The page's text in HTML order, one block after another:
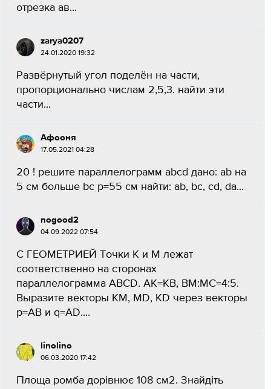
отрезка ав...
zarya0207
24.01.2020 19:32
Развёрнутый угол поделён на части,
пропорционально числам 2,5,3. найти эти
части...
Афооня
17.05.2021 04:28
20 ! решите параллелограмм abcd дано: ab на
5 см больше bc p=55 см найти: ab, bc, cd, da...
nogood2
04.09.2022 07:54
С ГЕОМЕТРИЕЙ Точки K и М лежат
соответственно на сторонах
параллелограмма АВСD. АК=КВ, ВМ:МС=4:5.
Выразите векторы КМ, МD, KD через векторы
р=АВ и q=AD....
linolino
06.03.2020 17:42
Площа ромба дорівнює 108 см2. Знайдіть